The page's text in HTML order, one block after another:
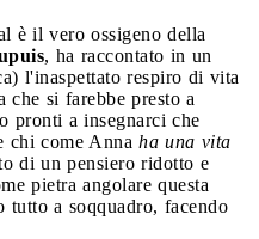
è il vero ossigeno della
, ha raccontato in un
l'inaspettato respiro di vita
che si farebbe presto a
pronti a insegnarci che
chi come Anna ha una vita
di un pensiero ridotto e
pietra angolare questa
tutto a soqquadro, facendo